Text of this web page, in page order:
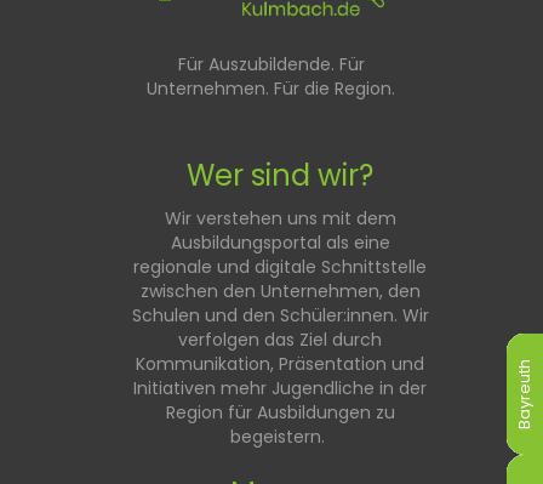
Bayreuth
Bayreuth
Bayreuth
Bayreuth
Bayreuth
Bayreuth
Für Auszubildende. Für
Unternehmen. Für die Region.
Wer sind wir?
Wir verstehen uns mit dem
Ausbildungsportal als eine
regionale und digitale Schnittstelle
zwischen den Unternehmen, den
Schulen und den Schüler:innen. Wir
verfolgen das Ziel durch
Kommunikation, Präsentation und
Initiativen mehr Jugendliche in der
Region für Ausbildungen zu
begeistern.